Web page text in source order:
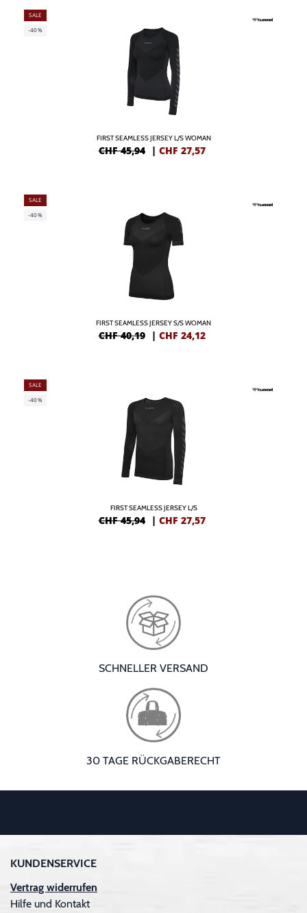
SALE
-40%
FIRST SEAMLESS JERSEY L/S WOMAN
CHF 45,94 | CHF 27,57
SALE
-40%
FIRST SEAMLESS JERSEY S/S WOMAN
CHF 40,19 | CHF 24,12
SALE
-40%
FIRST SEAMLESS JERSEY L/S
CHF 45,94 | CHF 27,57
SCHNELLER VERSAND
30 TAGE RÜCKGABERECHT
KUNDENSERVICE
Vertrag widerrufen
Hilfe und Kontakt